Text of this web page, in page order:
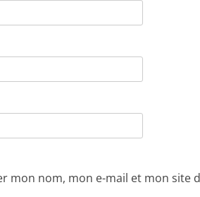
mon nom, mon e-mail et mon site